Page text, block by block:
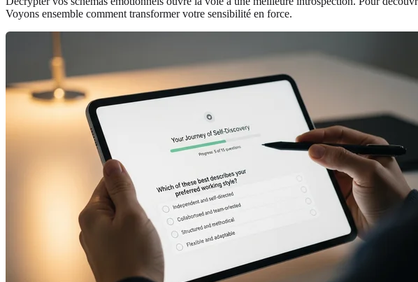
Voyons ensemble comment transformer votre sensibilité en force.